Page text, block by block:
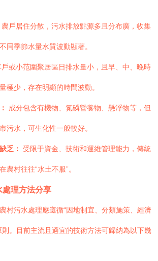
農戶居住分散，污水排放點源多且分布廣，收集
同季節水量水質波動顯著。
戶或小范圍聚居區日排水量小，且早、中、晚時
極少，存在明顯的時間波動。
成分包含有機物、氮磷營養物、懸浮物等，但
污水，可生化性一般較好。
乏： 受限于資金、技術和運維管理能力，傳統
農村往往“水土不服”。
處理方法分享
村污水處理應遵循“因地制宜、分類施策、經濟
則。目前主流且適宜的技術方法可歸納為以下幾